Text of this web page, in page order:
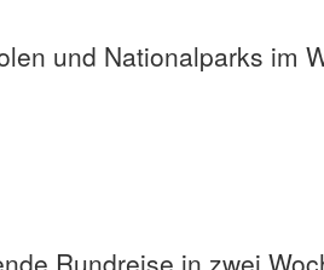
und Nationalparks im
Rundreise in zwei